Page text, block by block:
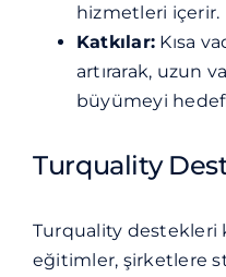
hizmetleri içerir.
Katkılar: Kısa
artırarak, uzun
büyümeyi
Turquality
Turquality destekleri
eğitimler, şirketlere